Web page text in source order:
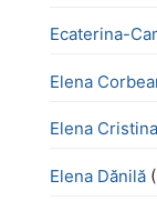
Ecaterina-
Elena
Elena
Elena Dănilă